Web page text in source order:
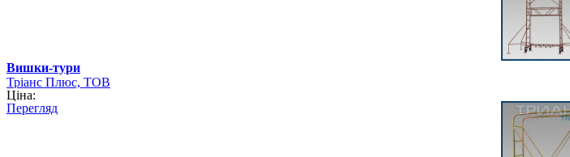
Вишки-тури
Тріанс Плюс, ТОВ
Ціна:
Перегляд